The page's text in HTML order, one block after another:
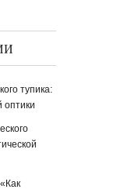
тупика:
оптики